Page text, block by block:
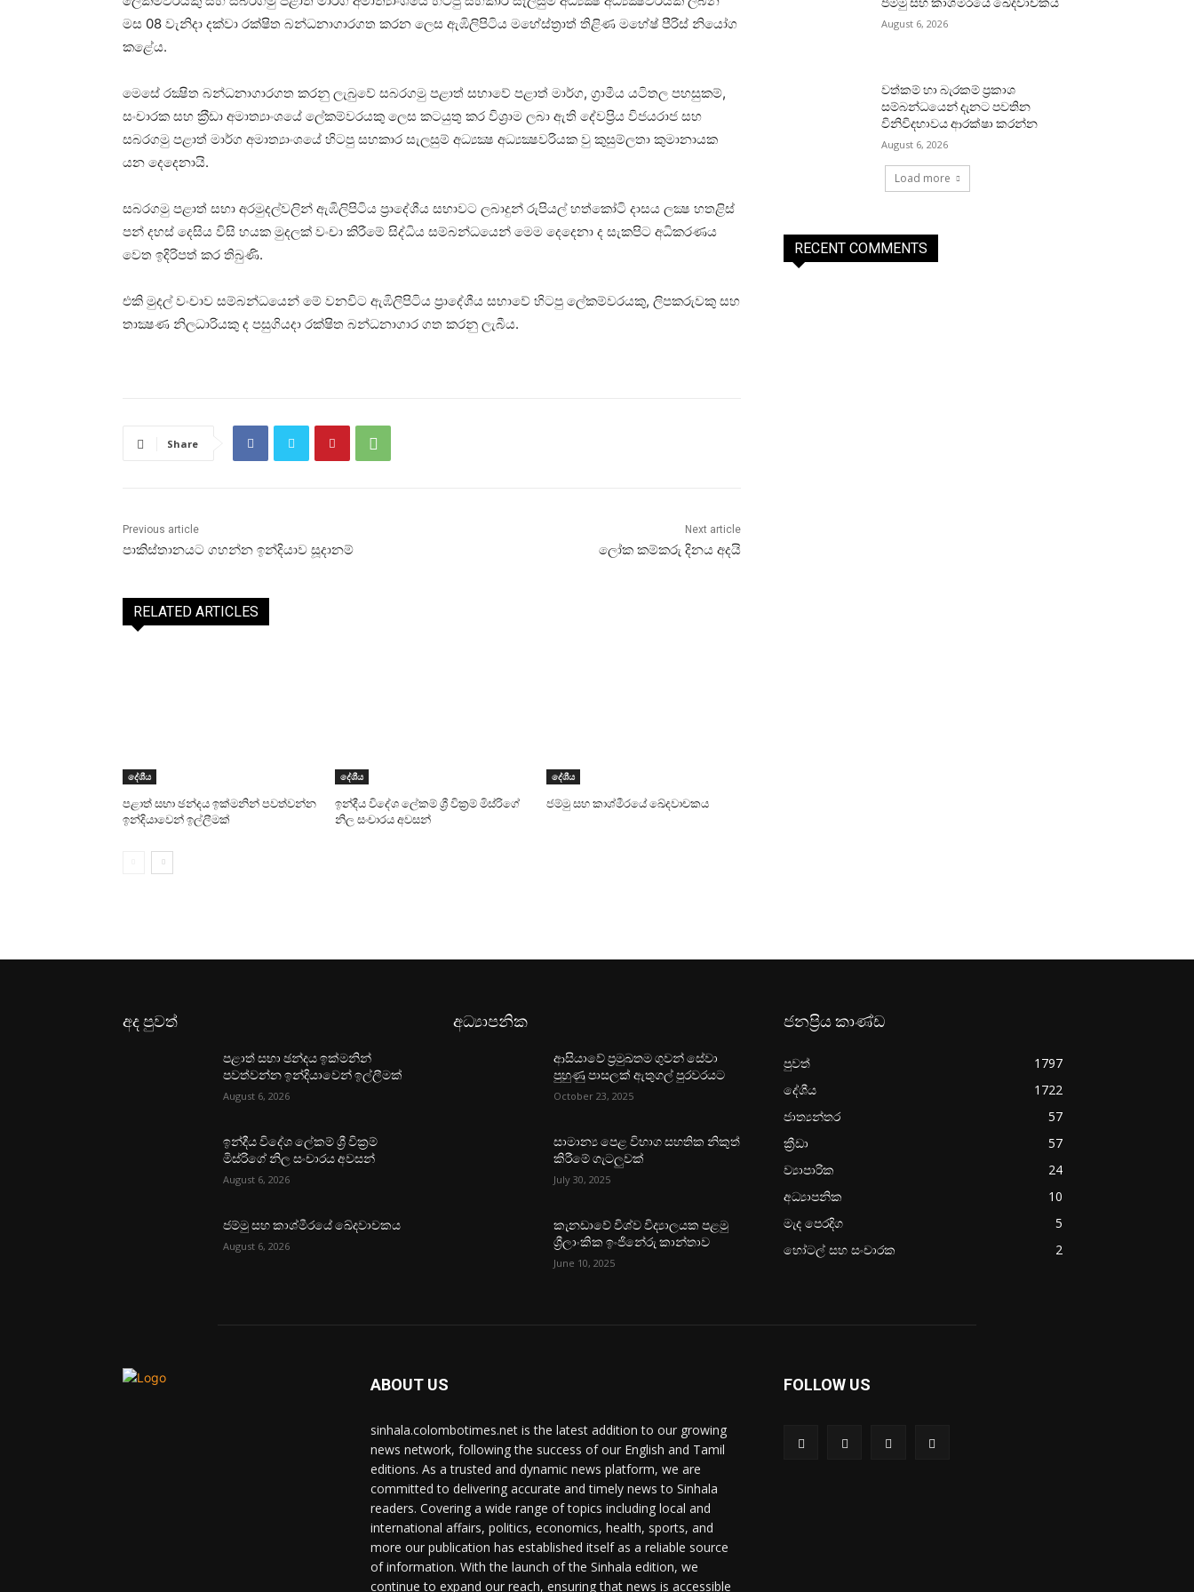
මස 08 වැනිදා දක්වා රක්ෂිත බන්ධනාගාරගත කරන ලෙස ඇඹිලිපිටිය මහේස්ත‍්‍රාත් තිළිණ මහේෂ් පීරිස් නියෝග
කළේය.
මෙසේ රක්‍ෂිත බන්ධනාගාරගත කරනු ලැබුවේ සබරගමු පළාත් සභාවේ පළාත් මාර්ග, ග‍්‍රාමීය යටිතල පහසුකම්,
සංචාරක සහ ක‍්‍රීඩා අමාත්‍යාංශයේ ලේකම්වරයකු ලෙස කටයුතු කර විශ‍්‍රාම ලබා ඇති දේවප‍්‍රිය විජයරාජ සහ
සබරගමු පළාත් මාර්ග අමාත්‍යාංශයේ හිටපු සහකාර සැලසුම් අධ්‍යක්‍ෂ අධ්‍යක්‍ෂවරියක වු කුසුම්ලතා කුමානායක
යන දෙදෙනායි.
සබරගමු පළාත් සභා අරමුදල්වලින් ඇඹිලිපිටිය ප‍්‍රාදේශීය සභාවට ලබාදුන් රුපියල් හත්කෝටි දාසය ලක්‍ෂ හතළිස්
පන් දහස් දෙසිය විසි හයක මුදලක් වංචා කිරීමේ සිද්ධිය සම්බන්‍ධයෙන් මෙම දෙදෙනා ද සැකපිට අධිකරණය
වෙත ඉදිරිපත් කර තිබුණි.
එකි මුදල් වංචාව සම්බන්‍ධයෙන් මේ වනවිට ඇඹිලිපිටිය ප‍්‍රාදේශීය සභාවේ හිටපු ලේකම්වරයකු, ලිපකරුවකු සහ
තාක්‍ෂණ නිලධාරියකු ද පසුගියදා රක්ෂිත බන්ධනාගාර ගත කරනු ලැබීය.
Share
Previous article
පාකිස්තානයට ගහන්න ඉන්දියාව සූදානම්
Next article
ලෝක කම්කරු දිනය අදයි
RELATED ARTICLES
දේශීය
පළාත් සභා ඡන්දය ඉක්මනින් පවත්වන්න
ඉන්දියාවෙන් ඉල්ලීමක්
දේශීය
ඉන්දීය විදේශ ලේකම් ශ්‍රී වික්‍රම් මිස්රිගේ
නිල සංචාරය අවසන්
දේශීය
ජම්මු සහ කාශ්මීරයේ ඛේදවාචකය
August 6, 2026
වත්කම් හා බැරකම් ප්‍රකාශ
සම්බන්ධයෙන් දැනට පවතින
විනිවිදභාවය ආරක්ෂා කරන්න
August 6, 2026
Load more
RECENT COMMENTS
අද පුවත්
පළාත් සභා ඡන්දය ඉක්මනින්
පවත්වන්න ඉන්දියාවෙන් ඉල්ලීමක්
August 6, 2026
ඉන්දීය විදේශ ලේකම් ශ්‍රී වික්‍රම්
මිස්රිගේ නිල සංචාරය අවසන්
August 6, 2026
ජම්මු සහ කාශ්මීරයේ ඛේදවාචකය
August 6, 2026
අධ්‍යාපනික
ආසියාවේ ප්‍රමුඛතම ගුවන් සේවා
පුහුණු පාසලක් ඇතුගල් පුරවරයට
October 23, 2025
සාමාන්‍ය පෙළ විභාග සහතික නිකුත්
කිරීමේ ගැටලුවක්
July 30, 2025
කැනඩාවේ විශ්ව විද්‍යාලයක පළමු
ශ්‍රීලාංකික ඉංජිනේරු කාන්තාව
June 10, 2025
ජනප්‍රිය කාණ්ඩ
පුවත්
1797
දේශීය
1722
ජාත්‍යන්තර
57
ක්‍රීඩා
57
ව්‍යාපාරික
24
අධ්‍යාපනික
10
මැද පෙරදිග
5
හෝටල් සහ සංචාරක
2
ABOUT US
sinhala.colombotimes.net is the latest addition to our growing
news network, following the success of our English and Tamil
editions. As a trusted and dynamic news platform, we are
committed to delivering accurate and timely news to Sinhala
readers. Covering a wide range of topics including local and
international affairs, politics, economics, health, sports, and
more our publication has established itself as a reliable source
of information. With the launch of the Sinhala edition, we
continue to expand our reach, ensuring that news is accessible
FOLLOW US